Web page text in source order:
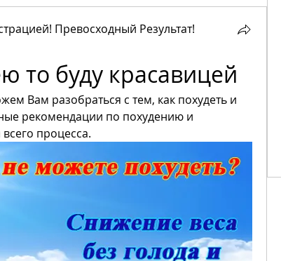
Превосходный Результат!
то буду красавицей
Вам разобраться с тем, как похудеть и
рекомендации по похудению и
процесса.